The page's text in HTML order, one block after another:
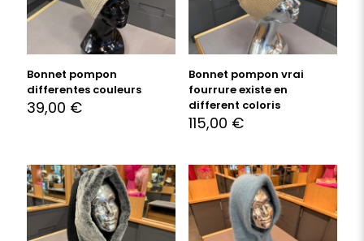
Bonnet pompon
differentes couleurs
39,00 €
Bonnet pompon vrai
fourrure existe en
different coloris
115,00 €